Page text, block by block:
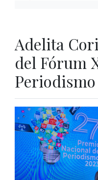
Adelita
del Fórum
Periodismo